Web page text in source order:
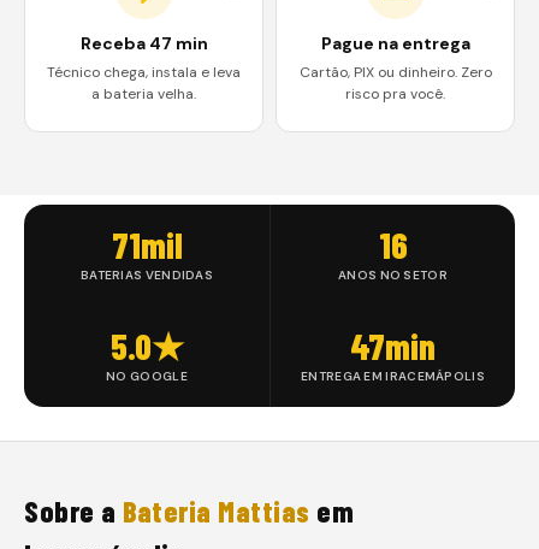
Receba 47 min
Técnico chega, instala e leva
a bateria velha.
Pague na entrega
Cartão, PIX ou dinheiro. Zero
risco pra você.
71mil
BATERIAS VENDIDAS
16
ANOS NO SETOR
5.0★
NO GOOGLE
47min
ENTREGA EM IRACEMÁPOLIS
Sobre a Bateria Mattias em